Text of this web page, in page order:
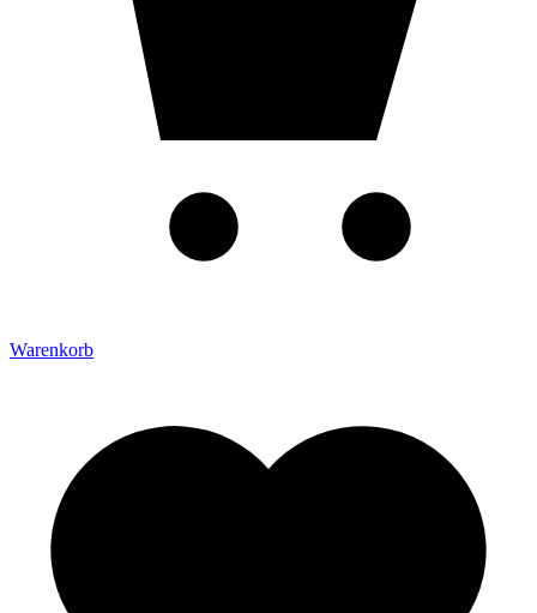
Warenkorb